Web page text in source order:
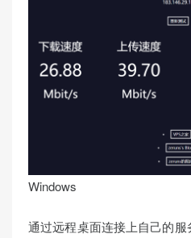
Windows
通过远程桌面连接上自己的